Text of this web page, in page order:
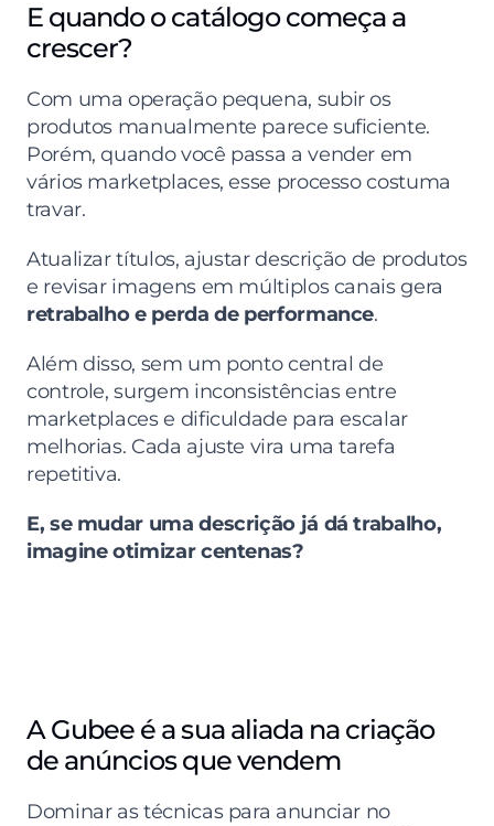
E quando o catálogo começa a
crescer?
Com uma operação pequena, subir os
produtos manualmente parece suficiente.
Porém, quando você passa a vender em
vários marketplaces, esse processo costuma
travar.
Atualizar títulos, ajustar descrição de produtos
retrabalho e perda de performance.
Além disso, sem um ponto central de
controle, surgem inconsistências entre
marketplaces e dificuldade para escalar
melhorias. Cada ajuste vira uma tarefa
repetitiva.
E, se mudar uma descrição já dá trabalho,
imagine otimizar centenas?
A Gubee é a sua aliada na criação
de anúncios que vendem
Dominar as técnicas para anunciar no